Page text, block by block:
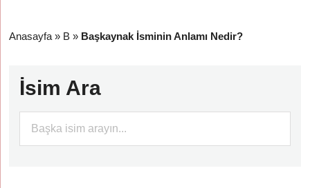
Anasayfa » B » Başkaynak İsminin Anlamı Nedir?
İsim Ara